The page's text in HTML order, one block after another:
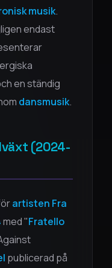
musik.
endast
en ständig
dansmusik.
(2024-
artisten Fra
med "Fratello
publicerad på